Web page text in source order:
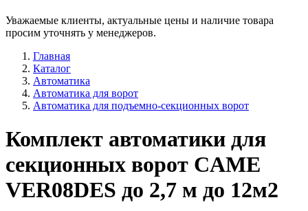
Уважаемые клиенты, актуальные цены и наличие товара
просим уточнять у менеджеров.
Главная
Каталог
Автоматика
Автоматика для ворот
Автоматика для подъемно-секционных ворот
Комплект автоматики для
секционных ворот CAME
VER08DES до 2,7 м до 12м2